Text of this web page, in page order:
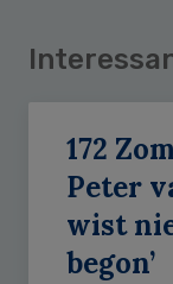
172
Peter
wist
begon’